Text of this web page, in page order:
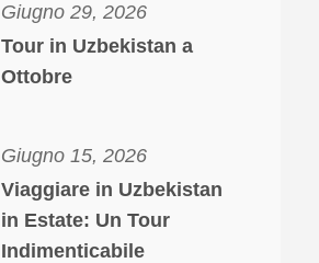
Giugno 29, 2026
Tour in Uzbekistan a
Ottobre
Giugno 15, 2026
Viaggiare in Uzbekistan
in Estate: Un Tour
Indimenticabile